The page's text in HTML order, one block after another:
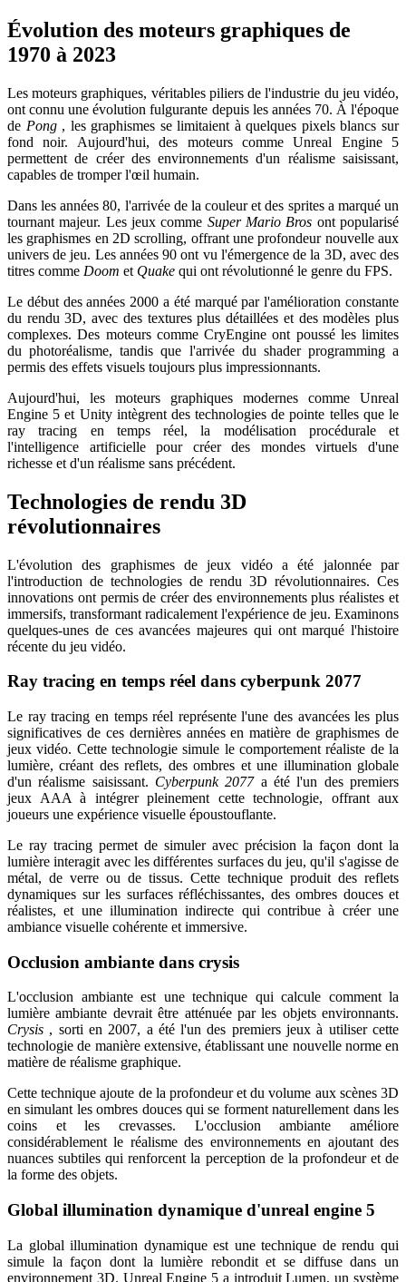
Évolution des moteurs graphiques de
1970 à 2023
Les moteurs graphiques, véritables piliers de l'industrie du jeu vidéo,
ont connu une évolution fulgurante depuis les années 70. À l'époque
de Pong , les graphismes se limitaient à quelques pixels blancs sur
fond noir. Aujourd'hui, des moteurs comme Unreal Engine 5
permettent de créer des environnements d'un réalisme saisissant,
capables de tromper l'œil humain.
Dans les années 80, l'arrivée de la couleur et des sprites a marqué un
tournant majeur. Les jeux comme Super Mario Bros ont popularisé
les graphismes en 2D scrolling, offrant une profondeur nouvelle aux
univers de jeu. Les années 90 ont vu l'émergence de la 3D, avec des
titres comme Doom et Quake qui ont révolutionné le genre du FPS.
Le début des années 2000 a été marqué par l'amélioration constante
du rendu 3D, avec des textures plus détaillées et des modèles plus
complexes. Des moteurs comme CryEngine ont poussé les limites
du photoréalisme, tandis que l'arrivée du shader programming a
permis des effets visuels toujours plus impressionnants.
Aujourd'hui, les moteurs graphiques modernes comme Unreal
Engine 5 et Unity intègrent des technologies de pointe telles que le
ray tracing en temps réel, la modélisation procédurale et
l'intelligence artificielle pour créer des mondes virtuels d'une
richesse et d'un réalisme sans précédent.
Technologies de rendu 3D
révolutionnaires
L'évolution des graphismes de jeux vidéo a été jalonnée par
l'introduction de technologies de rendu 3D révolutionnaires. Ces
innovations ont permis de créer des environnements plus réalistes et
immersifs, transformant radicalement l'expérience de jeu. Examinons
quelques-unes de ces avancées majeures qui ont marqué l'histoire
récente du jeu vidéo.
Ray tracing en temps réel dans cyberpunk 2077
Le ray tracing en temps réel représente l'une des avancées les plus
significatives de ces dernières années en matière de graphismes de
jeux vidéo. Cette technologie simule le comportement réaliste de la
lumière, créant des reflets, des ombres et une illumination globale
d'un réalisme saisissant. Cyberpunk 2077 a été l'un des premiers
jeux AAA à intégrer pleinement cette technologie, offrant aux
joueurs une expérience visuelle époustouflante.
Le ray tracing permet de simuler avec précision la façon dont la
lumière interagit avec les différentes surfaces du jeu, qu'il s'agisse de
métal, de verre ou de tissus. Cette technique produit des reflets
dynamiques sur les surfaces réfléchissantes, des ombres douces et
réalistes, et une illumination indirecte qui contribue à créer une
ambiance visuelle cohérente et immersive.
Occlusion ambiante dans crysis
L'occlusion ambiante est une technique qui calcule comment la
lumière ambiante devrait être atténuée par les objets environnants.
Crysis , sorti en 2007, a été l'un des premiers jeux à utiliser cette
technologie de manière extensive, établissant une nouvelle norme en
matière de réalisme graphique.
Cette technique ajoute de la profondeur et du volume aux scènes 3D
en simulant les ombres douces qui se forment naturellement dans les
coins et les crevasses. L'occlusion ambiante améliore
considérablement le réalisme des environnements en ajoutant des
nuances subtiles qui renforcent la perception de la profondeur et de
la forme des objets.
Global illumination dynamique d'unreal engine 5
La global illumination dynamique est une technique de rendu qui
simule la façon dont la lumière rebondit et se diffuse dans un
environnement 3D. Unreal Engine 5 a introduit Lumen, un système